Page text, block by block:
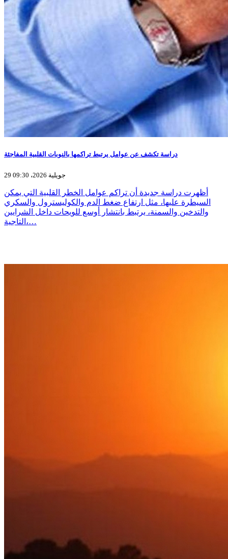
دراسة تكشف عن عوامل يرتبط تراكمها بالنوبات القلبية المفاجئة
29 جويلية 2026، 09:30
أظهرت دراسة جديدة أن تراكم عوامل الخطر القلبية التي يمكن
السيطرة عليها، مثل ارتفاع ضغط الدم والكوليسترول والسكري
والتدخين والسمنة، يرتبط بانتشار أوسع للويحات داخل الشرايين
التاجية،…